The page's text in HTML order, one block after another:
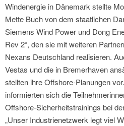
Windenergie in Dänemark stellte
Mette Buch von dem staatlichen
Siemens Wind Power und Dong
Rev 2“, den sie mit weiteren
Nexans Deutschland realisieren.
Vestas und die in Bremerhaven
stellten ihre Offshore-Planungen
informierten sich die
Offshore-Sicherheitstrainings bei
„Unser Industrienetzwerk legt viel